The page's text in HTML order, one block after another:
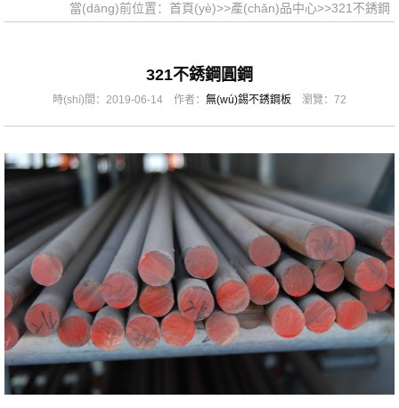
當(dāng)前位置： 首頁(yè)>>產(chǎn)品中心>>321不銹鋼
321不銹鋼圓鋼
時(shí)間：2019-06-14 作者： 無(wú)錫不銹鋼板 瀏覽：72